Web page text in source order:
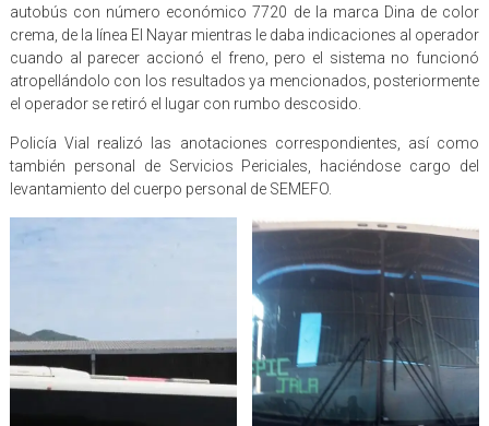
autobús con número económico 7720 de la marca Dina de color
crema, de la línea El Nayar mientras le daba indicaciones al operador
cuando al parecer accionó el freno, pero el sistema no funcionó
atropellándolo con los resultados ya mencionados, posteriormente
el operador se retiró el lugar con rumbo descosido.
Policía Vial realizó las anotaciones correspondientes, así como
también personal de Servicios Periciales, haciéndose cargo del
levantamiento del cuerpo personal de SEMEFO.